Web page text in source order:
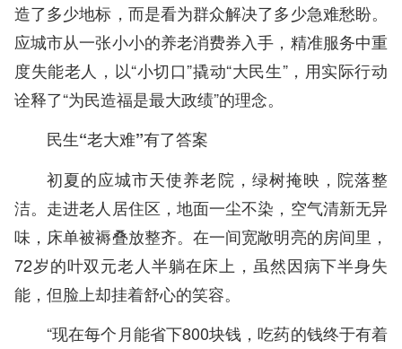
造了多少地标，而是看为群众解决了多少急难愁盼。
应城市从一张小小的养老消费券入手，精准服务中重
度失能老人，以“小切口”撬动“大民生”，用实际行动
诠释了“为民造福是最大政绩”的理念。
民生“老大难”有了答案
初夏的应城市天使养老院，绿树掩映，院落整
洁。走进老人居住区，地面一尘不染，空气清新无异
味，床单被褥叠放整齐。在一间宽敞明亮的房间里，
72岁的叶双元老人半躺在床上，虽然因病下半身失
能，但脸上却挂着舒心的笑容。
“现在每个月能省下800块钱，吃药的钱终于有着